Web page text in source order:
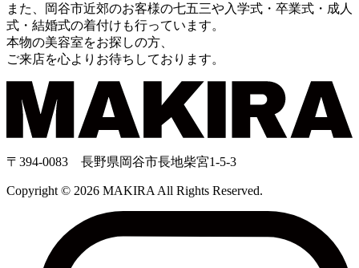
また、岡谷市近郊のお客様の七五三や入学式・卒業式・成人
式・結婚式の着付けも行っています。
本物の美容室をお探しの方、
ご来店を心よりお待ちしております。
〒394-0083 長野県岡谷市長地柴宮1-5-3
Copyright © 2026 MAKIRA All Rights Reserved.